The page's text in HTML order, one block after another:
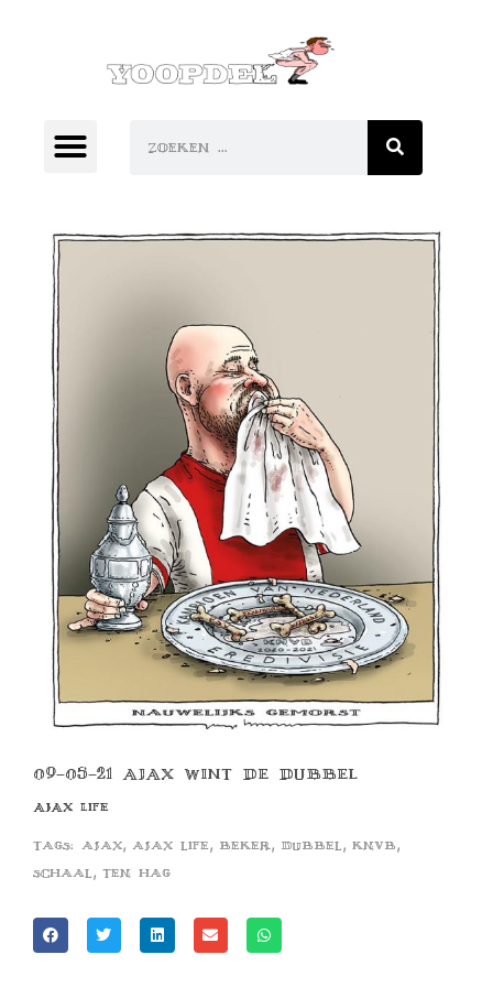
09-05-21 AJAX WINT DE DUBBEL
AJAX LIFE
Tags: ajax, ajax life, beker, dubbel, knvb,
schaal, ten hag